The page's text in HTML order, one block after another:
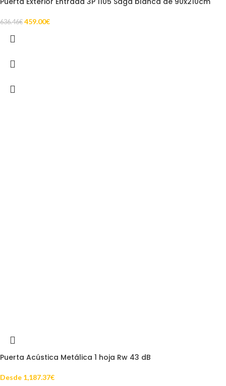
636.46€ 459.00€
Puerta Acústica Metálica 1 hoja Rw 43 dB
Desde 1,187.37€